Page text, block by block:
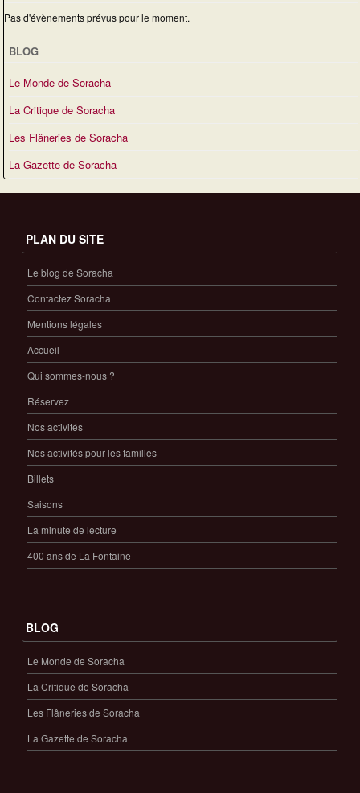
Pas d'évènements prévus pour le moment.
BLOG
Le Monde de Soracha
La Critique de Soracha
Les Flâneries de Soracha
La Gazette de Soracha
PLAN DU SITE
Le blog de Soracha
Contactez Soracha
Mentions légales
Accueil
Qui sommes-nous ?
Réservez
Nos activités
Nos activités pour les familles
Billets
Saisons
La minute de lecture
400 ans de La Fontaine
BLOG
Le Monde de Soracha
La Critique de Soracha
Les Flâneries de Soracha
La Gazette de Soracha